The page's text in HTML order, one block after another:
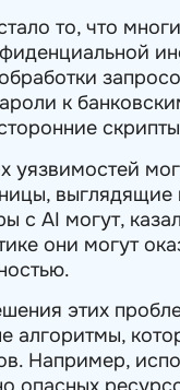
то, что
к
уязвимостей
выглядящие
с AI могут,
они могут
этих
алгоритмы,
Например,